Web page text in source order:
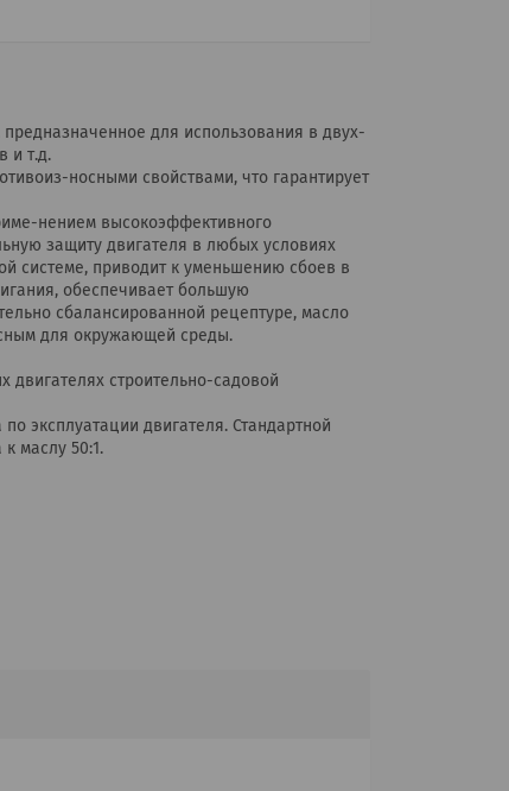
для использования в двух-
и т.д.
носными свойствами, что гарантирует
нением высокоэффективного
защиту двигателя в любых условиях
системе, приводит к уменьшению сбоев в
обеспечивает большую
сбалансированной рецептуре, масло
для окружающей среды.
строительно-садовой
эксплуатации двигателя. Стандартной
маслу 50:1.